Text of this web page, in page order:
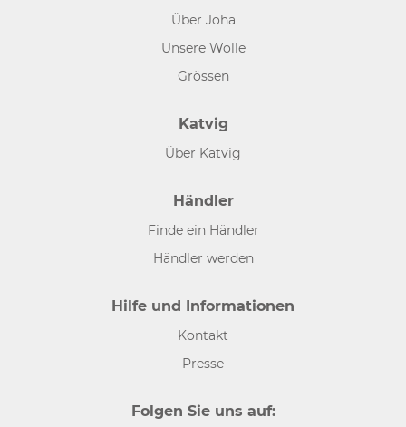
Über Joha
Unsere Wolle
Grössen
Katvig
Über Katvig
Händler
Finde ein Händler
Händler werden
Hilfe und Informationen
Kontakt
Presse
Folgen Sie uns auf: